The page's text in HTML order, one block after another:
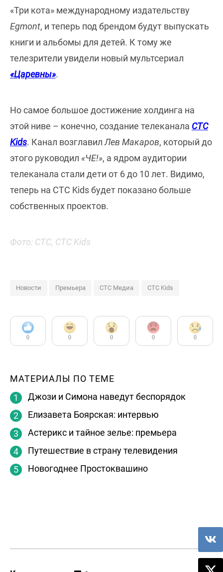
«Три кота» международному издательству
Egmont, и теперь под брендом будут выпускать
книги и альбомы для детей. К тому же
телезрители увидели новый мультсериал
«Царевны».
Но самое большое достижение холдинга на
этой ниве – конечно, создание телеканала CTC
Kids. Канал возглавил Лев Макаров, который до
этого руководил «ЧЕ!», а ядром аудитории
телеканала стали дети от 6 до 10 лет. Видимо,
теперь на CTC Kids будет показано больше
собственных проектов.
Фото: СТС, СТС Kids
Новости Премьера СТС Медиа СТС Kids
0 0 0 0 0
МАТЕРИАЛЫ ПО ТЕМЕ
Джози и Симона наведут беспорядок
Елизавета Боярская: интервью
Астерикс и тайное зелье: премьера
Путешествие в страну телевидения
Новогоднее Простоквашино